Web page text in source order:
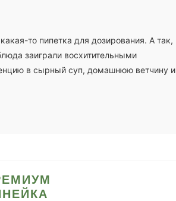
то пипетка для дозирования. А так,
заиграли восхитительными
в сырный суп, домашнюю ветчину и